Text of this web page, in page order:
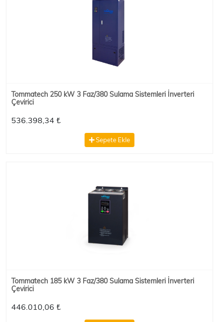
Tommatech 250 kW 3 Faz/380 Sulama Sistemleri İnverteri
Çevirici
536.398,34 ₺
Sepete Ekle
Tommatech 185 kW 3 Faz/380 Sulama Sistemleri İnverteri
Çevirici
446.010,06 ₺